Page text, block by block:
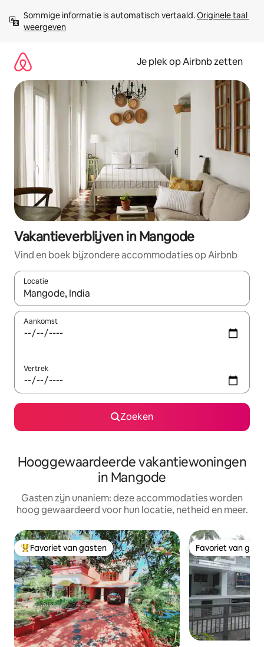
direct
naar
Sommige informatie is automatisch vertaald. Originele taal
weergeven
Je plek op Airbnb zetten
Vakantieverblijven in Mangode
Vind en boek bijzondere accommodaties op Airbnb
Locatie
Wanneer er resultaten beschikbaar zijn, maak je een keuze
Aankomst
Vertrek
Zoeken
Hooggewaardeerde vakantiewoningen
in Mangode
Gasten zijn unaniem: deze accommodaties worden
hoog gewaardeerd voor hun locatie, netheid en meer.
Topfavoriet van gasten
Favoriet van gasten Favoriet van
Favoriet van